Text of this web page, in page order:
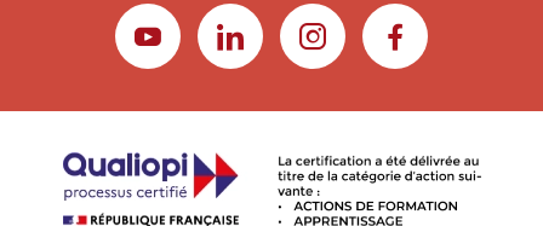
YOUTUBELINKEDININSTAGRAMFACEBOOK